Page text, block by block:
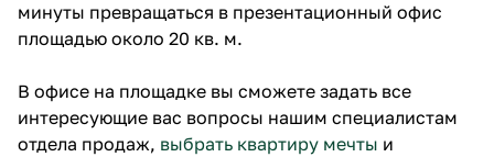
минуты превращаться в презентационный офис
площадью около 20 кв. м. ⠀
В офисе на площадке вы сможете задать все
интересующие вас вопросы нашим специалистам
отдела продаж, выбрать квартиру мечты и